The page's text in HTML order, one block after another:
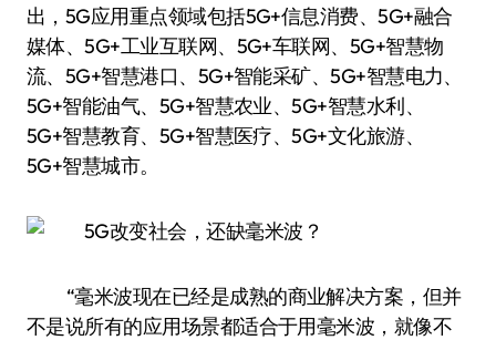
出，5G应用重点领域包括5G+信息消费、5G+融合
媒体、5G+工业互联网、5G+车联网、5G+智慧物
流、5G+智慧港口、5G+智能采矿、5G+智慧电力、
5G+智能油气、5G+智慧农业、5G+智慧水利、
5G+智慧教育、5G+智慧医疗、5G+文化旅游、
5G+智慧城市。
“毫米波现在已经是成熟的商业解决方案，但并
不是说所有的应用场景都适合于用毫米波，就像不